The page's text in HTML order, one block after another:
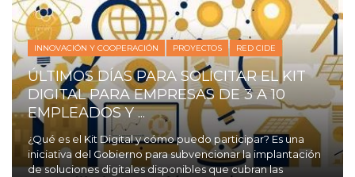
INNOVACIÓN Y COOPERACIÓN PROYECTOS RED CIDE
ÚLTIMOS DÍAS PARA SOLICITAR EL KIT
DIGITAL PARA EMPRESAS DE 3 A 10
EMPLEADOS Y ...
¿Qué es el Kit Digital y cómo puedo participar? Es una
iniciativa del Gobierno para subvencionar la implantación
de soluciones digitales disponibles que cubran las